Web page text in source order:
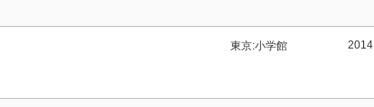
東京:小学館 2014